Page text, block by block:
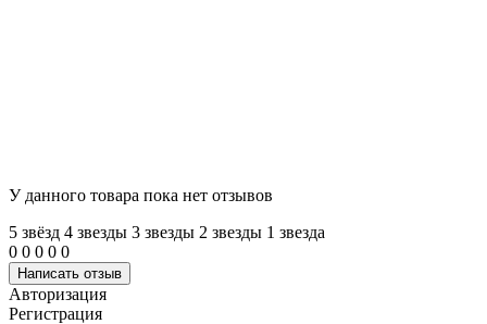
У данного товара пока нет отзывов
5 звёзд 4 звeзды 3 звeзды 2 звeзды 1 звeзда
0 0 0 0 0
Написать отзыв
Авторизация
Регистрация